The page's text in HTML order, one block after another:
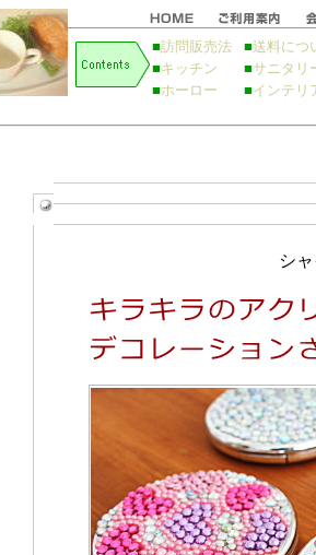
■訪問販売法 ■送料につ
■キッチン ■サニタリ
■ホーロー ■インテリ
シ